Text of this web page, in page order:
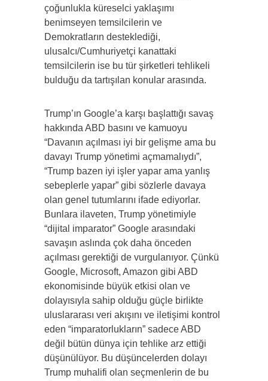
çoğunlukla küreselci yaklaşımı
benimseyen temsilcilerin ve
Demokratların desteklediği,
ulusalcı/Cumhuriyetçi kanattaki
temsilcilerin ise bu tür şirketleri tehlikeli
bulduğu da tartışılan konular arasında.
Trump’ın Google’a karşı başlattığı savaş
hakkında ABD basını ve kamuoyu
“Davanın açılması iyi bir gelişme ama bu
davayı Trump yönetimi açmamalıydı”,
“Trump bazen iyi işler yapar ama yanlış
sebeplerle yapar” gibi sözlerle davaya
olan genel tutumlarını ifade ediyorlar.
Bunlara ilaveten, Trump yönetimiyle
“dijital imparator” Google arasındaki
savaşın aslında çok daha önceden
açılması gerektiği de vurgulanıyor. Çünkü
Google, Microsoft, Amazon gibi ABD
ekonomisinde büyük etkisi olan ve
dolayısıyla sahip olduğu güçle birlikte
uluslararası veri akışını ve iletişimi kontrol
eden “imparatorlukların” sadece ABD
değil bütün dünya için tehlike arz ettiği
düşünülüyor. Bu düşüncelerden dolayı
Trump muhalifi olan seçmenlerin de bu